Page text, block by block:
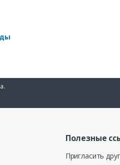
Полезные
Пригласить